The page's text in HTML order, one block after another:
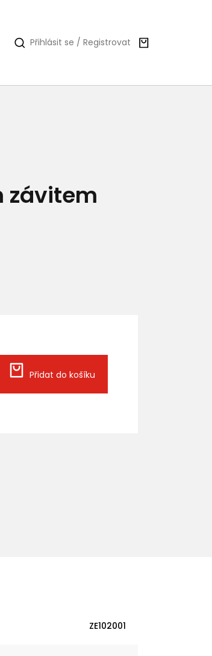
Přihlásit se / Registrovat
závitem
Přidat do košíku
ZE102001